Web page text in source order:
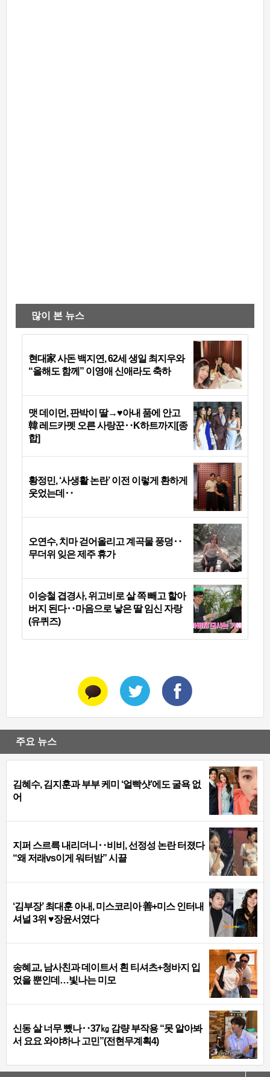
많이 본 뉴스
현대家 사돈 백지연, 62세 생일 최지우와
“올해도 함께” 이영애 신애라도 축하
맷 데이먼, 판박이 딸→♥아내 품에 안고
韓 레드카펫 오른 사랑꾼‥K하트까지[종
합]
황정민, ‘사생활 논란’ 이전 이렇게 환하게
웃었는데‥
오연수, 치마 걷어올리고 계곡물 풍덩‥
무더위 잊은 제주 휴가
이승철 겹경사, 위고비로 살 쪽 빼고 할아
버지 된다‥마음으로 낳은 딸 임신 자랑
(유퀴즈)
주요 뉴스
김혜수, 김지훈과 부부 케미 ‘얼빡샷’에도 굴욕 없
어
지퍼 스르륵 내리더니‥비비, 선정성 논란 터졌다
“왜 저래vs이게 워터밤” 시끌
‘김부장’ 최대훈 아내, 미스코리아 善+미스 인터내
셔널 3위 ♥장윤서였다
송혜교, 남사친과 데이트서 흰 티셔츠+청바지 입
었을 뿐인데…빛나는 미모
신동 살 너무 뺐나‥37㎏ 감량 부작용 “못 알아봐
서 요요 와야하나 고민”(전현무계획4)